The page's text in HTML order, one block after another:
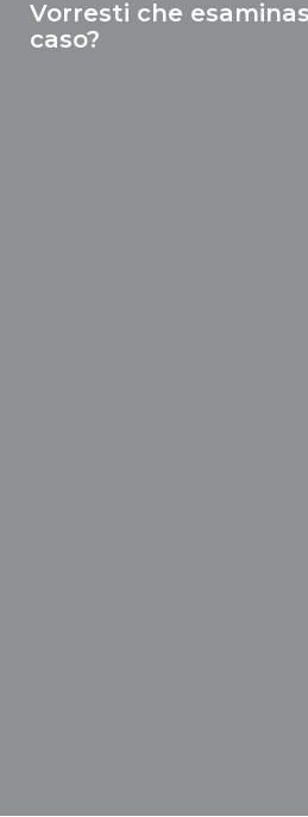
Vorresti che
caso?